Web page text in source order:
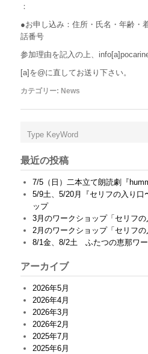
：
●お申し込み：住所・氏名・年齢・
話番号
参加理由を記入の上、
[a]を@に直してお送り下さい。
カテゴリー: News
最近の投稿
7/5（日）二本立て朗読劇『
5/9土、5/20月『セリフの入り口
ップ
3月のワークショップ「セリフの
2月のワークショップ「セリフの
8/1金、8/2土 ふたつの恵那ワ
アーカイブ
2026年5月
2026年4月
2026年3月
2026年2月
2025年7月
2025年6月